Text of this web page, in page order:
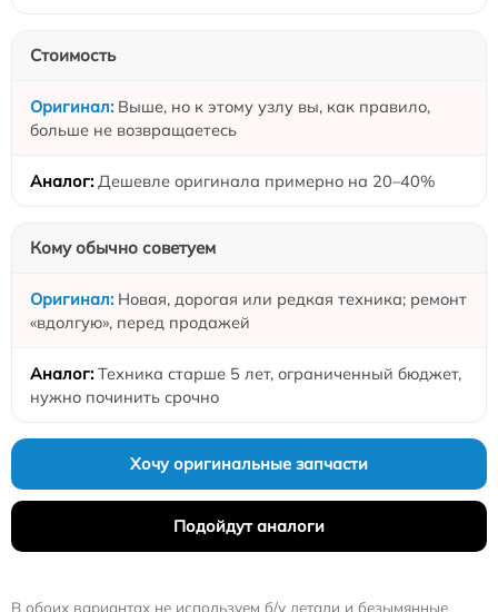
Стоимость
Выше, но к этому узлу вы, как правило,
больше не возвращаетесь
Дешевле оригинала примерно на 20–40%
Кому обычно советуем
Новая, дорогая или редкая техника; ремонт
«вдолгую», перед продажей
Техника старше 5 лет, ограниченный бюджет,
нужно починить срочно
Хочу оригинальные запчасти
Подойдут аналоги
В обоих вариантах не используем б/у детали и безымянные